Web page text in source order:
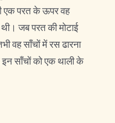
एक परत के ऊपर वह
जब परत की मोटाई
वह साँचों में रस ढारना
साँचों को एक थाली के